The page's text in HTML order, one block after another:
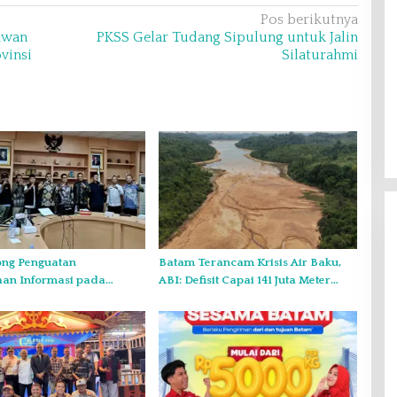
Pos berikutnya
PKSS Gelar Tudang Sipulung untuk Jalin
Silaturahmi
Penguatan
Informasi pada
Kepri
Batam Terancam Krisis Air Baku,
ABI: Defisit Capai 141 Juta Meter
Gelar Syukuran Atas Kemenangan
Maulana-Diza, MPC Pemuda
Pancasila Siap Kawal Sampai
Pelantikan
Di Headline, Politik | 11 Desember 2024